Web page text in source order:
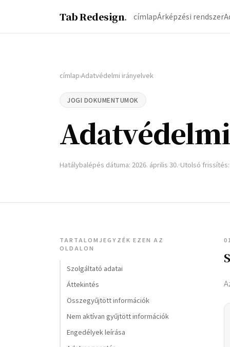
Tab Redesign. címlapÁrképzési rendszer
címlap›Adatvédelmi irányelvek
JOGI DOKUMENTUMOK
Hatálybalépés dátuma: 2026. április 30. Utolsó frissítés:
TARTALOMJEGYZÉK EZEN AZ
OLDALON
Szolgáltató adatai
Áttekintés
Összegyűjtött információk
Nem aktívan gyűjtött információk
Engedélyek leírása